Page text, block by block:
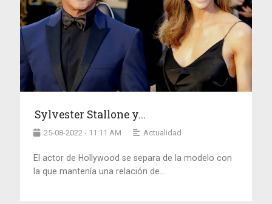
Sylvester Stallone y...
25-08-2022 - 11:11 AM Actualidad
El actor de Hollywood se separa de la modelo con
la que mantenía una relación de...